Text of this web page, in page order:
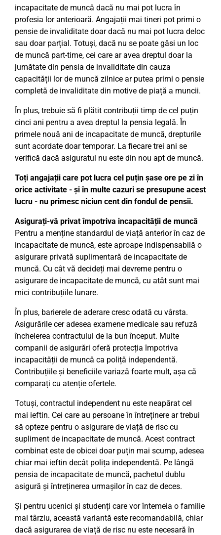
incapacitate de muncă dacă nu mai pot lucra în
profesia lor anterioară. Angajații mai tineri pot primi o
pensie de invaliditate doar dacă nu mai pot lucra deloc
sau doar parțial. Totuși, dacă nu se poate găsi un loc
de muncă part-time, cei care ar avea dreptul doar la
jumătate din pensia de invaliditate din cauza
capacității lor de muncă zilnice ar putea primi o pensie
completă de invaliditate din motive de piață a muncii.
În plus, trebuie să fi plătit contribuții timp de cel puțin
cinci ani pentru a avea dreptul la pensia legală. În
primele nouă ani de incapacitate de muncă, drepturile
sunt acordate doar temporar. La fiecare trei ani se
verifică dacă asiguratul nu este din nou apt de muncă.
Toți angajații care pot lucra cel puțin șase ore pe zi în
orice activitate - și în multe cazuri se presupune acest
lucru - nu primesc niciun cent din fondul de pensii.
Asigurați-vă privat împotriva incapacității de muncă
Pentru a menține standardul de viață anterior în caz de
incapacitate de muncă, este aproape indispensabilă o
asigurare privată suplimentară de incapacitate de
muncă. Cu cât vă decideți mai devreme pentru o
asigurare de incapacitate de muncă, cu atât sunt mai
mici contribuțiile lunare.
În plus, barierele de aderare cresc odată cu vârsta.
Asigurările cer adesea examene medicale sau refuză
încheierea contractului de la bun început. Multe
companii de asigurări oferă protecția împotriva
incapacității de muncă ca poliță independentă.
Contribuțiile și beneficiile variază foarte mult, așa că
comparați cu atenție ofertele.
Totuși, contractul independent nu este neapărat cel
mai ieftin. Cei care au persoane în întreținere ar trebui
să opteze pentru o asigurare de viață de risc cu
supliment de incapacitate de muncă. Acest contract
combinat este de obicei doar puțin mai scump, adesea
chiar mai ieftin decât polița independentă. Pe lângă
pensia de incapacitate de muncă, pachetul dublu
asigură și întreținerea urmașilor în caz de deces.
Și pentru ucenici și studenți care vor întemeia o familie
mai târziu, această variantă este recomandabilă, chiar
dacă asigurarea de viață de risc nu este necesară în